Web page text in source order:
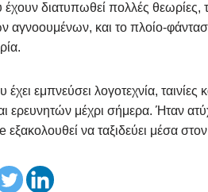
διατυπωθεί πολλές θεωρίες,
αγνοουμένων, και το πλοίο-
έχει εμπνεύσει λογοτεχνία,
ερευνητών μέχρι σήμερα. Ήταν
να ταξιδεύει μέσα